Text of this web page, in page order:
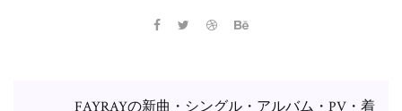
FAYRAYの新曲・シングル・アルバム・PV・着